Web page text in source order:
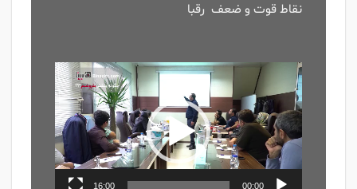
نقاط قوت و ضعف رقبا
نمایشگر
ویدیو
00:00
16:00